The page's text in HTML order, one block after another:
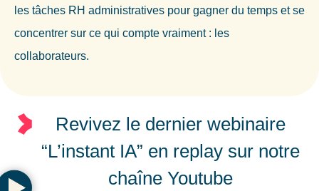
les tâches RH administratives pour gagner du temps et se
concentrer sur ce qui compte vraiment : les
collaborateurs.
Revivez le dernier webinaire
“L’instant IA” en replay sur notre
chaîne Youtube